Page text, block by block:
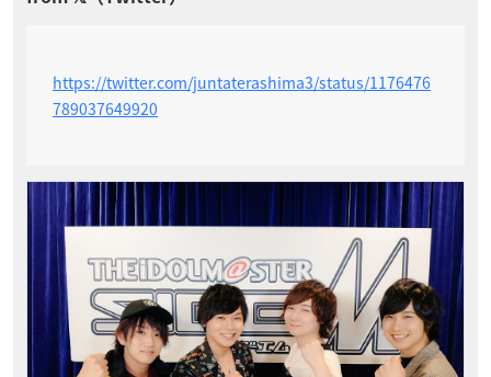
https://twitter.com/juntaterashima3/status/1176476
789037649920